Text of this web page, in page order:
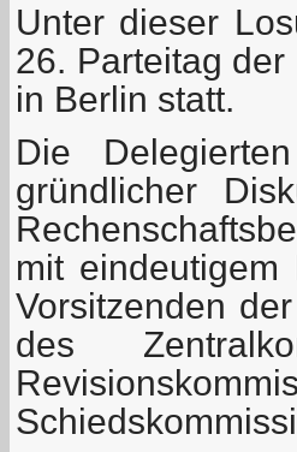
Unter dieser
26. Parteitag
in Berlin statt.
Die
gründlicher
mit
Vorsitzenden
des